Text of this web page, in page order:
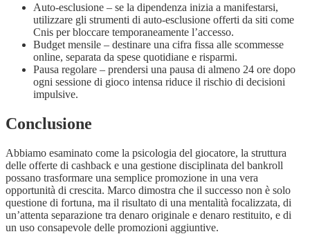
Auto‑esclusione – se la dipendenza inizia a manifestarsi,
utilizzare gli strumenti di auto‑esclusione offerti da siti come
Cnis per bloccare temporaneamente l’accesso.
Budget mensile – destinare una cifra fissa alle scommesse
online, separata da spese quotidiane e risparmi.
Pausa regolare – prendersi una pausa di almeno 24 ore dopo
ogni sessione di gioco intensa riduce il rischio di decisioni
impulsive.
Conclusione
Abbiamo esaminato come la psicologia del giocatore, la struttura
delle offerte di cashback e una gestione disciplinata del bankroll
possano trasformare una semplice promozione in una vera
opportunità di crescita. Marco dimostra che il successo non è solo
questione di fortuna, ma il risultato di una mentalità focalizzata, di
un’attenta separazione tra denaro originale e denaro restituito, e di
un uso consapevole delle promozioni aggiuntive.